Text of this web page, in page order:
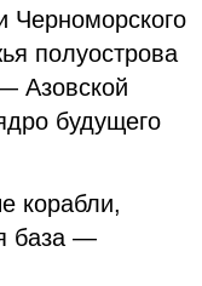
Черноморского
полуострова
Азовской
будущего
корабли,
база —